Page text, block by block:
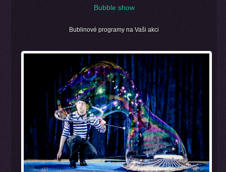
Bubble show
Bublinové programy na Vaši akci